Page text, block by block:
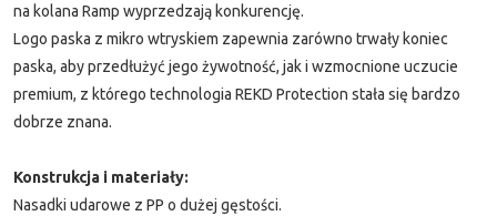
na kolana Ramp wyprzedzają konkurencję.
Logo paska z mikro wtryskiem zapewnia zarówno trwały koniec
paska, aby przedłużyć jego żywotność, jak i wzmocnione uczucie
premium, z którego technologia REKD Protection stała się bardzo
dobrze znana.
Konstrukcja i materiały:
Nasadki udarowe z PP o dużej gęstości.